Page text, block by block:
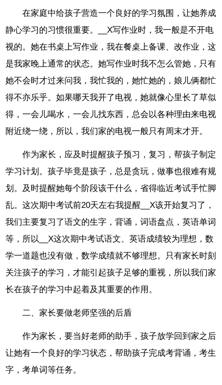
在家庭中给孩子营造一个良好的学习氛围，让她养成
静心学习的习惯很重要。__X写作业时，我一般是不开电
视的。她在书桌上写作业，我在餐桌上备课、改作业，这
是我家晚上通常的状态。她写作业时我不怎么管她，只有
她不会时才过来问我，我忙我的，她忙她的，娘儿俩都忙
得不亦乐乎。如果哪天我开了电视，她就像心里长了草似
得，一会儿喝水，一会儿找东西，总会以各种理由来电视
附近绕一绕，所以，我们家的电视一般只有周末才开。
作为家长，应及时提醒孩子预习，复习，帮孩子制定
学习计划。孩子毕竟是孩子，总是贪玩，做事也很难有规
划。及时提醒她每个阶段该干什么，省得临近考试手忙脚
乱。这次期中考试前20天左右我提醒__X该开始复习了，
我们主要复习了语文的生字，背诵，词语盘点，英语单词
等，所以__X这次期中考试语文、英语成绩较为理想，数
学一道题也没有做，数学成绩就不够理想。只有家长时刻
关注孩子的学习，才能引起孩子足够的重视，所以我们家
长在孩子的学习中起着及其重要的作用。
二、家长要做老师坚强的后盾
作为家长，要当好老师的助手，孩子放学回到家之后
让她有一个良好的学习状态，帮助孩子完成考背诵，考生
字，考单词等任务。